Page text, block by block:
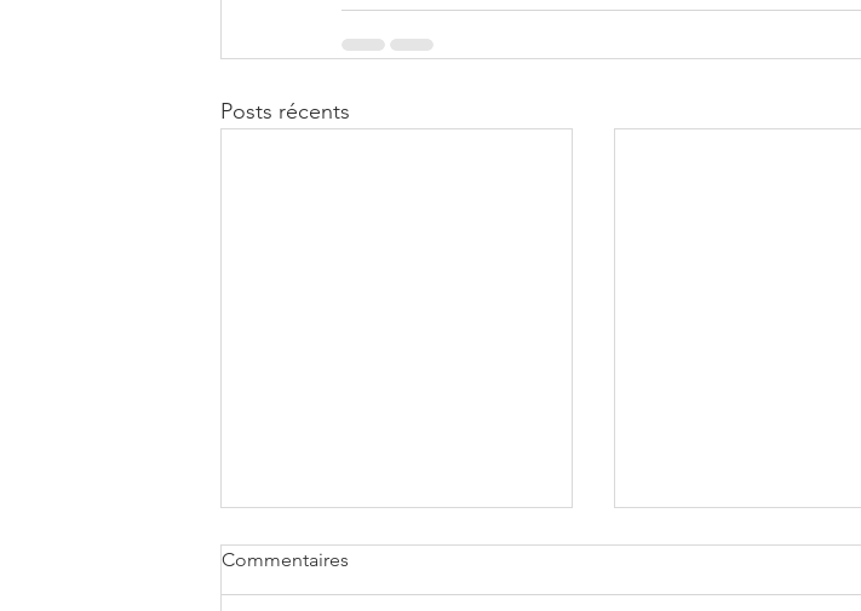
Posts récents
Commentaires